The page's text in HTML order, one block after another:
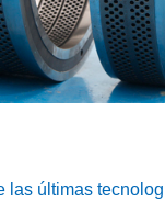
las últimas